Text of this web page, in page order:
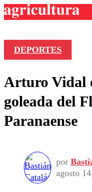
Deportes
Colo Colo
Torneo
Opinión
DEPORTES
Arturo Vidal
goleada del
Paranaense
por
agosto